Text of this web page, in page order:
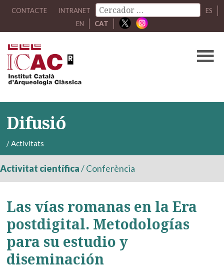
CONTACTE INTRANET
ES
EN
CAT
Difusió
/Activitats
Activitat científica/Conferència
Las vías romanas en la Era
postdigital. Metodologías
para su estudio y
diseminación